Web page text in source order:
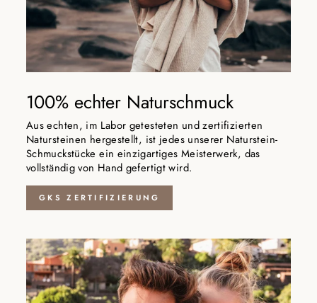
100% echter Naturschmuck
Aus echten, im Labor getesteten und zertifizierten
Natursteinen hergestellt, ist jedes unserer Naturstein-
Schmuckstücke ein einzigartiges Meisterwerk, das
vollständig von Hand gefertigt wird.
GKS ZERTIFIZIERUNG